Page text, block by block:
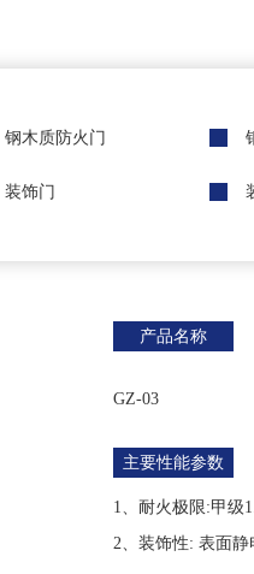
钢木质防火门
装饰门
产品名称
GZ-03
主要性能参数
1、耐火极限:甲级
2、装饰性: 表面静